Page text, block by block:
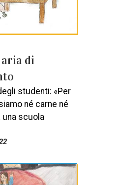
di
studenti: «Per
né carne né
scuola